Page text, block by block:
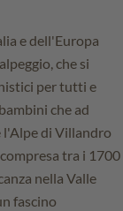
e dell'Europa
che si
per tutti e
che ad
l'Alpe di Villandro
tra i 1700
nella Valle
fascino